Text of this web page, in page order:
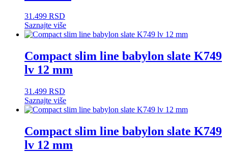
31.499 RSD
Saznajte više
Compact slim line babylon slate K749
lv 12 mm
31.499 RSD
Saznajte više
Compact slim line babylon slate K749
lv 12 mm